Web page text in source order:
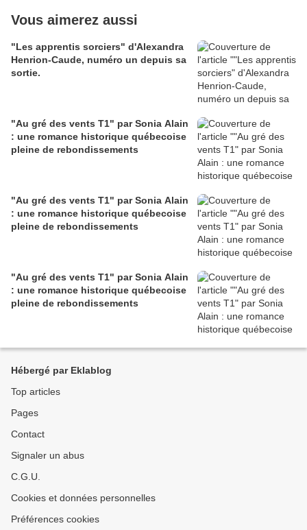
Vous aimerez aussi
"Les apprentis sorciers" d'Alexandra
Henrion-Caude, numéro un depuis sa
sortie.
"Au gré des vents T1" par Sonia Alain
: une romance historique québecoise
pleine de rebondissements
"Au gré des vents T1" par Sonia Alain
: une romance historique québecoise
pleine de rebondissements
"Au gré des vents T1" par Sonia Alain
: une romance historique québecoise
pleine de rebondissements
Hébergé par Eklablog
Top articles
Pages
Contact
Signaler un abus
C.G.U.
Cookies et données personnelles
Préférences cookies